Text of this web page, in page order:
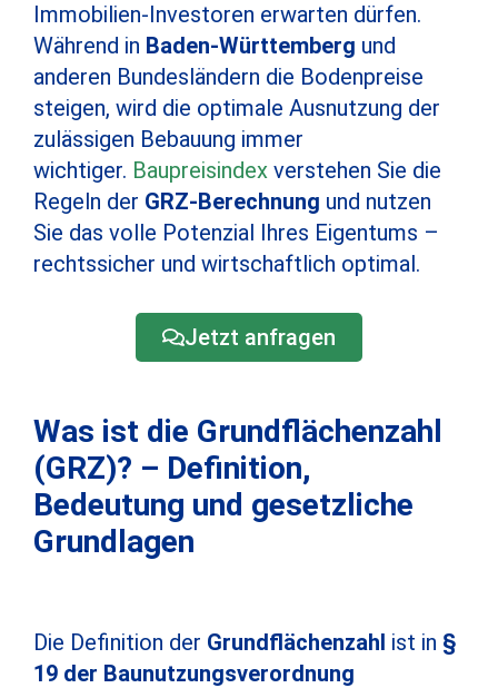
Immobilien-Investoren erwarten dürfen.
Während in Baden-Württemberg und
anderen Bundesländern die Bodenpreise
steigen, wird die optimale Ausnutzung der
zulässigen Bebauung immer
wichtiger. Baupreisindex verstehen Sie die
Regeln der GRZ-Berechnung und nutzen
Sie das volle Potenzial Ihres Eigentums –
rechtssicher und wirtschaftlich optimal.
Jetzt anfragen
Was ist die Grundflächenzahl
(GRZ)? – Definition,
Bedeutung und gesetzliche
Grundlagen
Die Definition der Grundflächenzahl ist in §
19 der Baunutzungsverordnung